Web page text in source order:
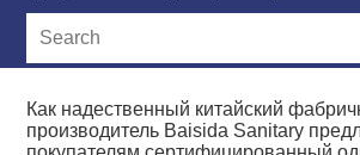
Как надественный китайский
производитель Baisida Sanitary